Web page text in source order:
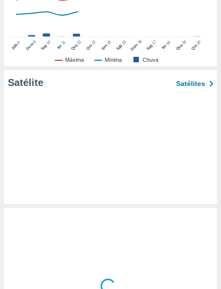
Máxima Mínima Chuva
Sáb8 Dom9
Seg
10
Ter11 Qua
12
Qui
13
Sex
14 Sáb
15 Dom
16
Seg
17
Ter
18 Qua
19
Qui
20
Satélite Satélites